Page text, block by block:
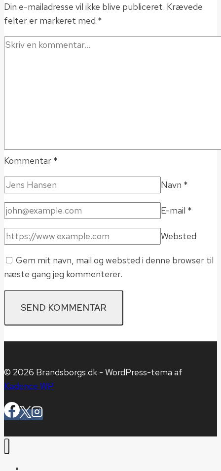
Din e-mailadresse vil ikke blive publiceret. Krævede
felter er markeret med *
Kommentar *
Navn *
E-mail *
Websted
Gem mit navn, mail og websted i denne browser til
næste gang jeg kommenterer.
© 2026 Brandsborgs.dk - WordPress-tema af
Kadence WP